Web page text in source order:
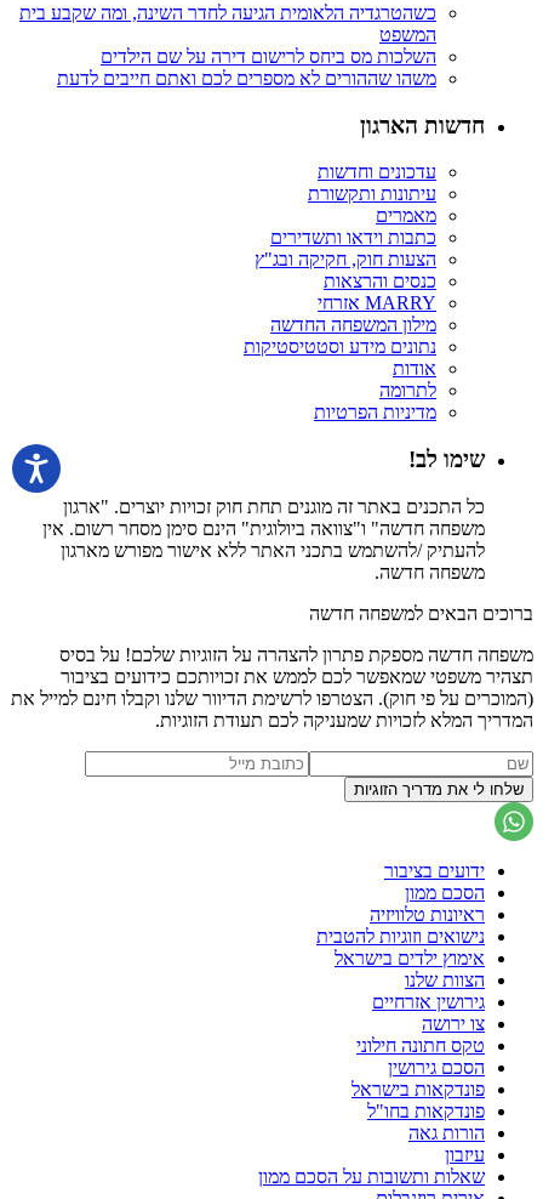
כשהטרגדיה הלאומית הגיעה לחדר השינה, ומה שקבע בית
המשפט
השלכות מס ביחס לרישום דירה על שם הילדים
משהו שההורים לא מספרים לכם ואתם חייבים לדעת
חדשות הארגון
עדכונים וחדשות
עיתונות ותקשורת
מאמרים
כתבות וידאו ותשדירים
הצעות חוק, חקיקה ובג"ץ
כנסים והרצאות
MARRY אזרחי
מילון המשפחה החדשה
נתונים מידע וסטטיסטיקות
אודות
לתרומה
מדיניות הפרטיות
שימו לב!
כל התכנים באתר זה מוגנים תחת חוק זכויות יוצרים. "ארגון
משפחה חדשה" ו"צוואה ביולוגית" הינם סימן מסחר רשום. אין
להעתיק /להשתמש בתכני האתר ללא אישור מפורש מארגון
משפחה חדשה.
ברוכים הבאים למשפחה חדשה
משפחה חדשה מספקת פתרון להצהרה על הזוגיות שלכם! על בסיס
תצהיר משפטי שמאפשר לכם לממש את זכויותכם כידועים בציבור
(המוכרים על פי חוק). הצטרפו לרשימת הדיוור שלנו וקבלו חינם למייל את
המדריך המלא לזכויות שמעניקה לכם תעודת הזוגיות.
ידועים בציבור
הסכם ממון
ראיונות טלוויזיה
נישואים וזוגיות להטבית
אימוץ ילדים בישראל
הצוות שלנו
גירושין אזרחיים
צו ירושה
טקס חתונה חילוני
הסכם גירושין
פונדקאות בישראל
פונדקאות בחו"ל
הורות גאה
עיזבון
שאלות ותשובות על הסכם ממון